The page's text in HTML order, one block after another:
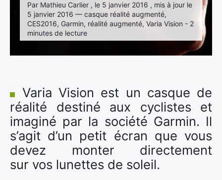
Par Mathieu Carlier , le 5 janvier 2016 , mis à jour le
5 janvier 2016 — casque réalité augmenté,
CES2016, Garmin, réalité augmenté, Varia Vision - 2
minutes de lecture
Varia Vision est un casque de
réalité destiné aux cyclistes et
imaginé par la société Garmin. Il
s’agit d’un petit écran que vous
devez monter directement
sur vos lunettes de soleil.